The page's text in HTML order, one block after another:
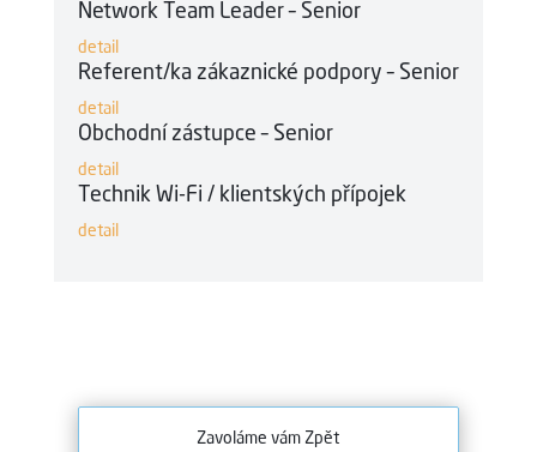
Network Team Leader – Senior
detail
Referent/ka zákaznické podpory – Senior
detail
Obchodní zástupce – Senior
detail
Technik Wi-Fi / klientských přípojek
detail
Zavoláme vám Zpět